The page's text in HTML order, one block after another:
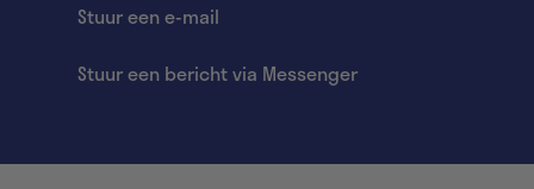
Stuur een e-mail
Stuur een bericht via Messenger